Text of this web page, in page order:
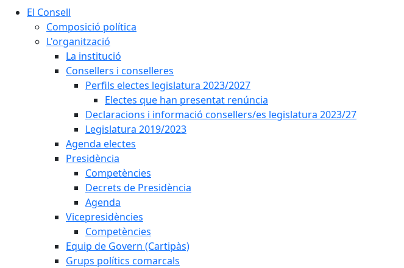
El Consell
Composició política
L'organització
La institució
Consellers i conselleres
Perfils electes legislatura 2023/2027
Electes que han presentat renúncia
Declaracions i informació consellers/es legislatura 2023/27
Legislatura 2019/2023
Agenda electes
Presidència
Competències
Decrets de Presidència
Agenda
Vicepresidències
Competències
Equip de Govern (Cartipàs)
Grups polítics comarcals